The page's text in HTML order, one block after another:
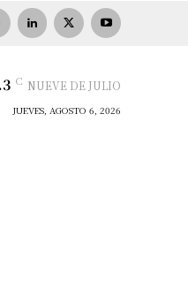
C NUEVE DE JULIO
JUEVES, AGOSTO 6, 2026